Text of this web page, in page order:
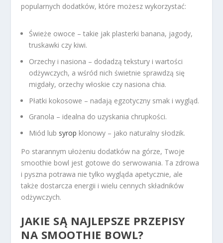
popularnych dodatków, które możesz wykorzystać:
Świeże owoce – takie jak plasterki banana, jagody,
truskawki czy kiwi.
Orzechy i nasiona – dodadzą tekstury i wartości
odżywczych, a wśród nich świetnie sprawdzą się
migdały, orzechy włoskie czy nasiona chia.
Płatki kokosowe – nadają egzotyczny smak i wygląd.
Granola – idealna do uzyskania chrupkości.
Miód lub syrop klonowy – jako naturalny słodzik.
Po starannym ułożeniu dodatków na górze, Twoje
smoothie bowl jest gotowe do serwowania. Ta zdrowa
i pyszna potrawa nie tylko wygląda apetycznie, ale
także dostarcza energii i wielu cennych składników
odżywczych.
JAKIE SĄ NAJLEPSZE PRZEPISY
NA SMOOTHIE BOWL?